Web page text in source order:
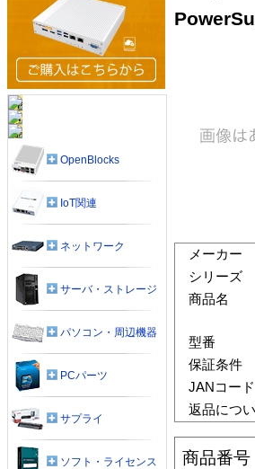
メーカー
シリーズ
商品名
型番
保証条件
JANコード
返品につ
商品番号
OpenBlocks
IoT関連
ネットワーク
サーバ・ストレージ
パソコン・周辺機器
PCパーツ
サプライ
ソフト・ライセンス